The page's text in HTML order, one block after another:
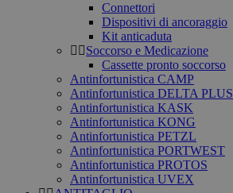
Connettori
Dispositivi di ancoraggio
Kit anticaduta
Soccorso e Medicazione
Cassette pronto soccorso
Antinfortunistica CAMP
Antinfortunistica DELTA PLUS
Antinfortunistica KASK
Antinfortunistica KONG
Antinfortunistica PETZL
Antinfortunistica PORTWEST
Antinfortunistica PROTOS
Antinfortunistica UVEX